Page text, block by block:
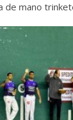
de mano